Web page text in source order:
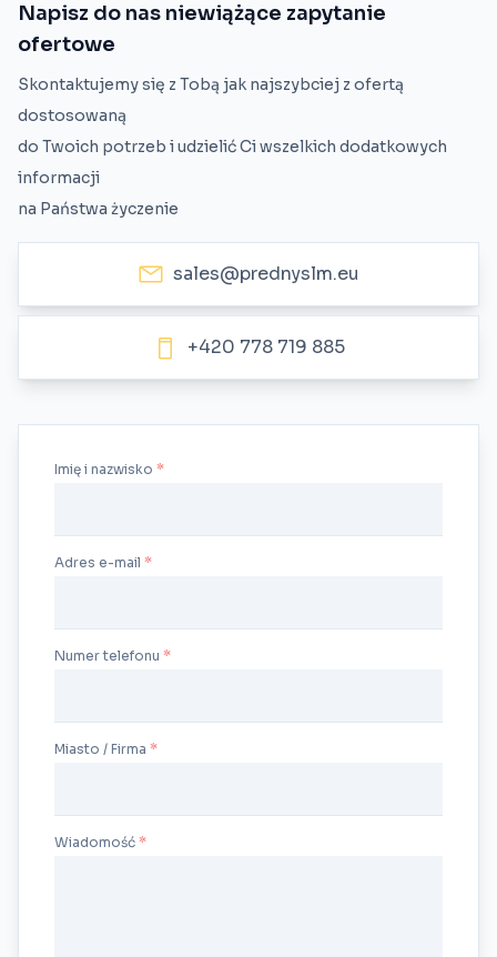
Napisz do nas niewiążące zapytanie
ofertowe
Skontaktujemy się z Tobą jak najszybciej z ofertą
dostosowaną
do Twoich potrzeb i udzielić Ci wszelkich dodatkowych
informacji
na Państwa życzenie
sales@prednyslm.eu
+420 778 719 885
Wiadomość
Imię i nazwisko
Adres e-mail
Numer telefonu
Miasto / Firma